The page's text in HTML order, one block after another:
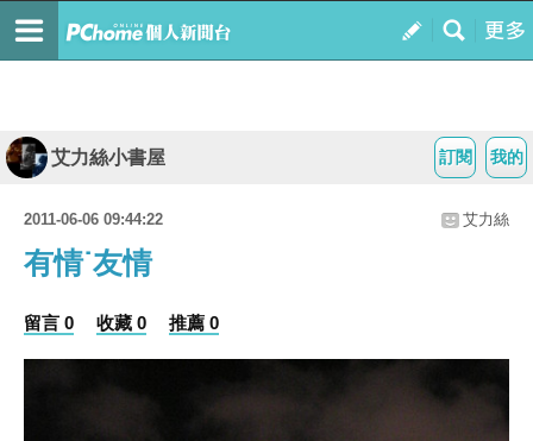
我的
訂閱
艾力絲小書屋
2011-06-06 09:44:22 艾力絲
有情˙友情
留言 0 收藏 0 推薦 0